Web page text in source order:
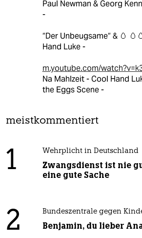
Paul Newman & Georg
-
“Der Unbeugsame“ & 🥚
Hand Luke -
m.youtube.com/
Na Mahlzeit - Cool Hand
the Eggs Scene -
meistkommentiert
1 Wehrplicht in Deutschland
Zwangsdienst ist nie
eine gute Sache
2 Bundeszentrale gegen
Benjamin, du lieber